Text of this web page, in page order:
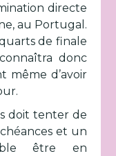
directe
au Portugal.
de finale
donc
même d’avoir
doit tenter de
et un
être en